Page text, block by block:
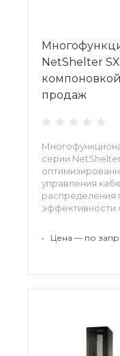
NetShelter
продаж
серии
управления
распределения
эффективности
более чем
• Цена — по